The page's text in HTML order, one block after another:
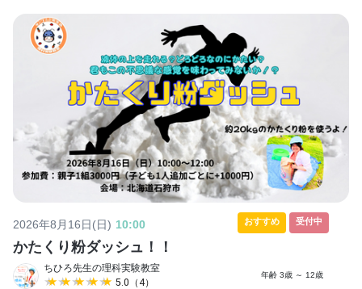
2026年8月16日(日) 10:00 おすすめ 受付中
かたくり粉ダッシュ！！
ちひろ先生の理科実験教室
★★★★★
★★★★★ 5.0（4） 年齢 3歳 ～ 12歳